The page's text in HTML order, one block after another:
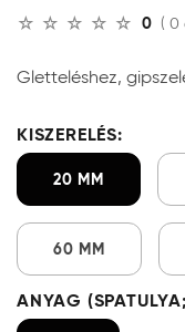
0 ( 0
Gletteléshez,
KISZERELÉS:
20 MM
60 MM
ANYAG